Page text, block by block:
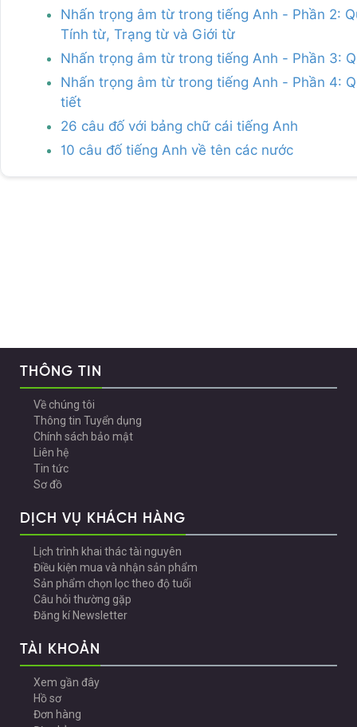
Nhấn trọng âm từ trong tiếng Anh - Phần 2:
Tính từ, Trạng từ và Giới từ
Nhấn trọng âm từ trong tiếng Anh - Phần 3:
Nhấn trọng âm từ trong tiếng Anh - Phần 4:
tiết
26 câu đố với bảng chữ cái tiếng Anh
10 câu đố tiếng Anh về tên các nước
THÔNG TIN
Về chúng tôi
Thông tin Tuyển dụng
Chính sách bảo mật
Liên hệ
Tin tức
Sơ đồ
DỊCH VỤ KHÁCH HÀNG
Lịch trình khai thác tài nguyên
Điều kiện mua và nhận sản phẩm
Sản phẩm chọn lọc theo độ tuổi
Câu hỏi thường gặp
Đăng kí Newsletter
TÀI KHOẢN
Xem gần đây
Hồ sơ
Đơn hàng